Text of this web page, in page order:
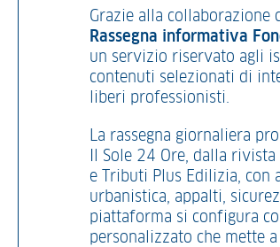
Grazie alla collaborazione
Rassegna informativa
un servizio riservato agli
contenuti selezionati di
liberi professionisti.
La rassegna giornaliera
Il Sole 24 Ore, dalla
e Tributi Plus Edilizia, con
urbanistica, appalti,
piattaforma si configura
personalizzato che mette